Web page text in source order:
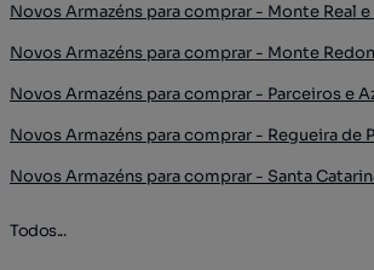
Novos Armazéns para comprar - Monte Real
Novos Armazéns para comprar - Monte
Novos Armazéns para comprar - Parceiros e
Novos Armazéns para comprar - Regueira de
Novos Armazéns para comprar - Santa
Todos...